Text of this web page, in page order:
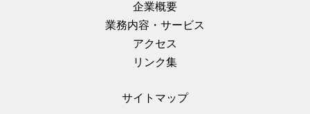
企業概要
業務内容・サービス
アクセス
リンク集
サイトマップ